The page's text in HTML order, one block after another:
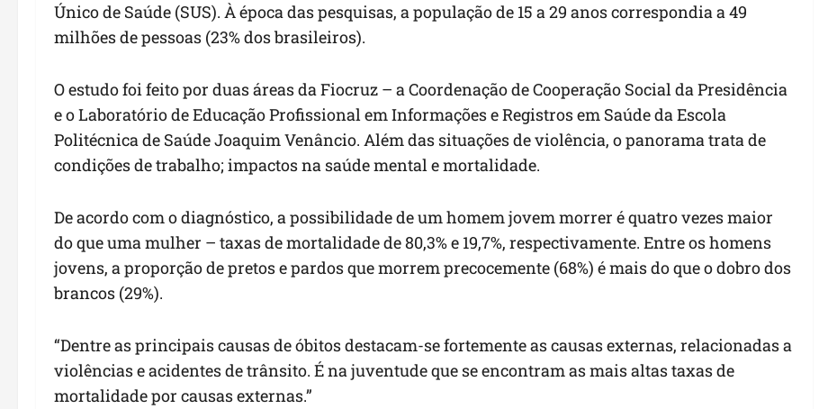
Único de Saúde (SUS). À época das pesquisas, a população de 15 a 29 anos correspondia a 49
milhões de pessoas (23% dos brasileiros).
O estudo foi feito por duas áreas da Fiocruz – a Coordenação de Cooperação Social da Presidência
e o Laboratório de Educação Profissional em Informações e Registros em Saúde da Escola
Politécnica de Saúde Joaquim Venâncio. Além das situações de violência, o panorama trata de
condições de trabalho; impactos na saúde mental e mortalidade.
De acordo com o diagnóstico, a possibilidade de um homem jovem morrer é quatro vezes maior
do que uma mulher – taxas de mortalidade de 80,3% e 19,7%, respectivamente. Entre os homens
jovens, a proporção de pretos e pardos que morrem precocemente (68%) é mais do que o dobro dos
brancos (29%).
“Dentre as principais causas de óbitos destacam-se fortemente as causas externas, relacionadas a
violências e acidentes de trânsito. É na juventude que se encontram as mais altas taxas de
mortalidade por causas externas.”